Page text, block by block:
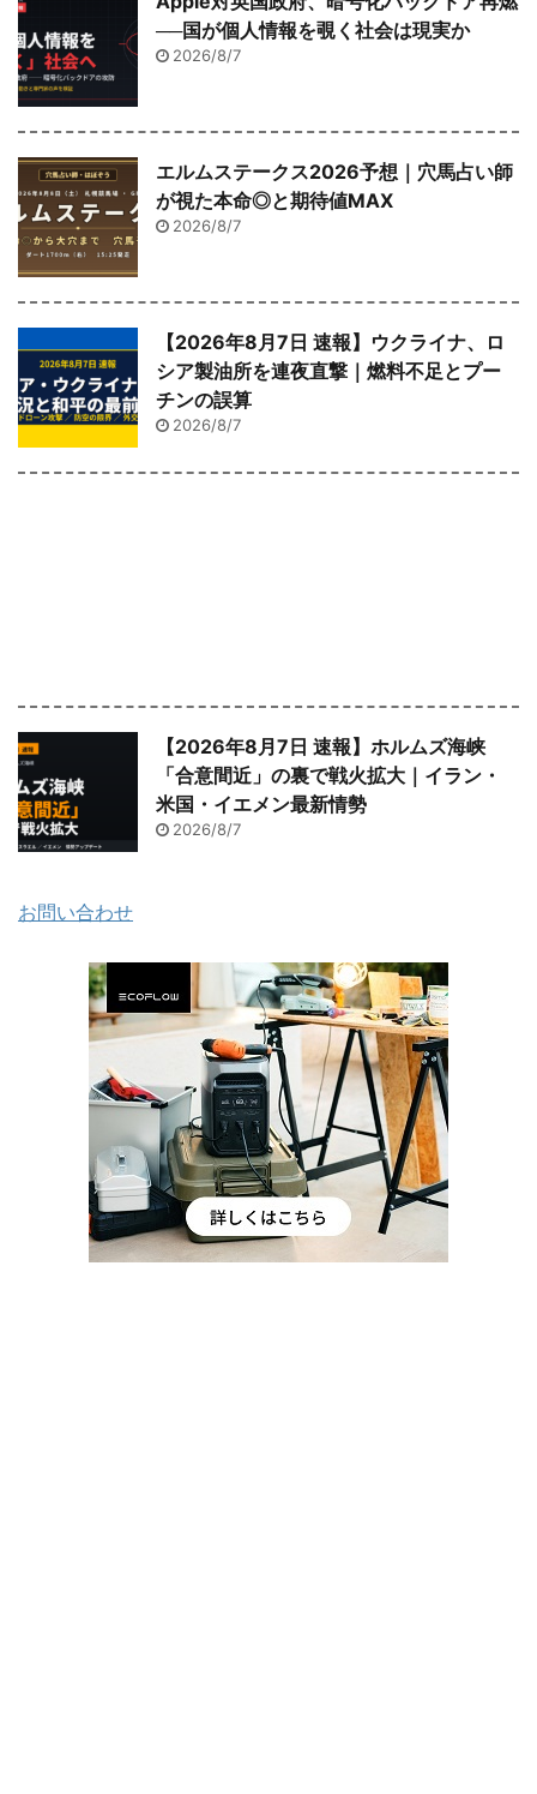
──国が個人情報を覗く社会は現実か
2026/8/7
エルムステークス2026予想｜穴馬占い師
が視た本命◎と期待値MAX
2026/8/7
【2026年8月7日 速報】ウクライナ、ロ
シア製油所を連夜直撃｜燃料不足とプー
チンの誤算
2026/8/7
【2026年8月7日 速報】ホルムズ海峡
「合意間近」の裏で戦火拡大｜イラン・
米国・イエメン最新情勢
2026/8/7
お問い合わせ